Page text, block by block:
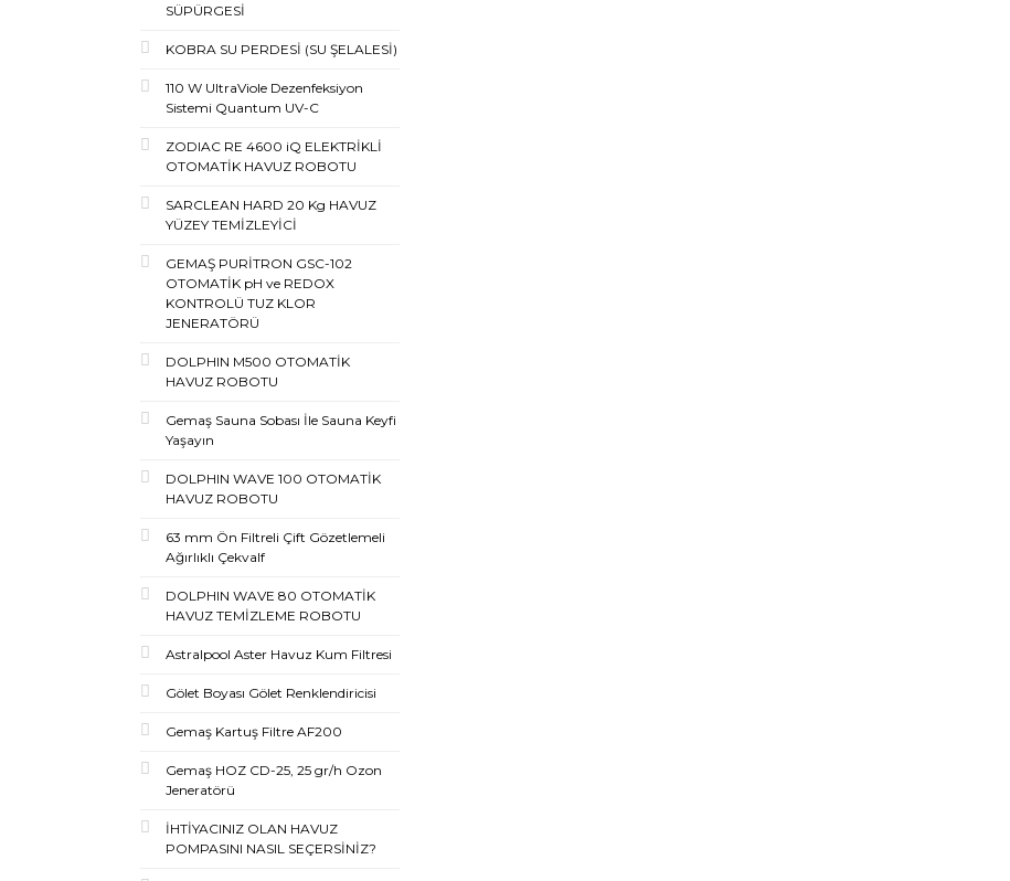
SÜPÜRGESİ
KOBRA SU PERDESİ (SU ŞELALESİ)
110 W UltraViole Dezenfeksiyon
Sistemi Quantum UV-C
ZODIAC RE 4600 iQ ELEKTRİKLİ
OTOMATİK HAVUZ ROBOTU
SARCLEAN HARD 20 Kg HAVUZ
YÜZEY TEMİZLEYİCİ
GEMAŞ PURİTRON GSC-102
OTOMATİK pH ve REDOX
KONTROLÜ TUZ KLOR
JENERATÖRÜ
DOLPHIN M500 OTOMATİK
HAVUZ ROBOTU
Gemaş Sauna Sobası İle Sauna Keyfi
Yaşayın
DOLPHIN WAVE 100 OTOMATİK
HAVUZ ROBOTU
63 mm Ön Filtreli Çift Gözetlemeli
Ağırlıklı Çekvalf
DOLPHIN WAVE 80 OTOMATİK
HAVUZ TEMİZLEME ROBOTU
Astralpool Aster Havuz Kum Filtresi
Gölet Boyası Gölet Renklendiricisi
Gemaş Kartuş Filtre AF200
Gemaş HOZ CD-25, 25 gr/h Ozon
Jeneratörü
İHTİYACINIZ OLAN HAVUZ
POMPASINI NASIL SEÇERSİNİZ?